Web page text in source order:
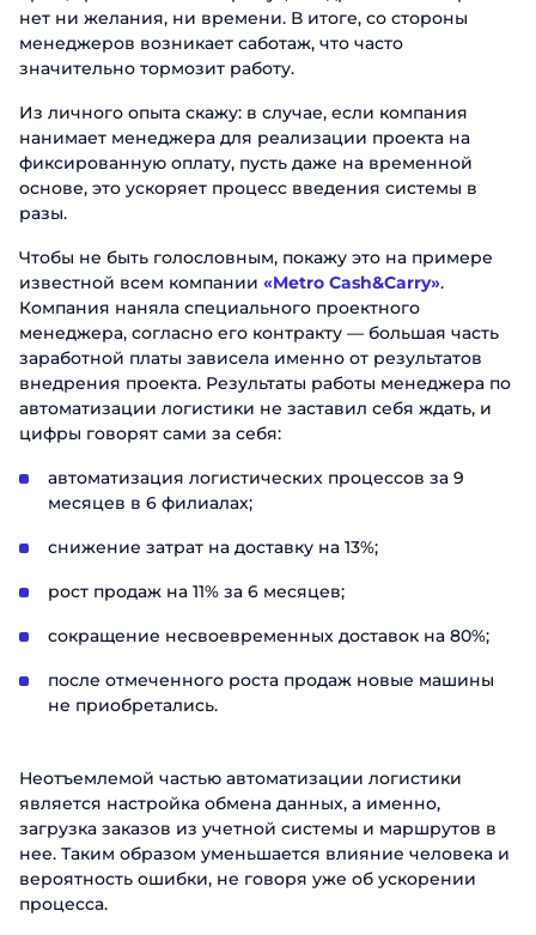
нет ни желания, ни времени. В итоге, со стороны
менеджеров возникает саботаж, что часто
значительно тормозит работу.
Из личного опыта скажу: в случае, если компания
нанимает менеджера для реализации проекта на
фиксированную оплату, пусть даже на временной
основе, это ускоряет процесс введения системы в
разы.
Чтобы не быть голословным, покажу это на примере
известной всем компании «Metro Cash&Carry».
Компания наняла специального проектного
менеджера, согласно его контракту — большая часть
заработной платы зависела именно от результатов
внедрения проекта. Результаты работы менеджера по
автоматизации логистики не заставил себя ждать, и
цифры говорят сами за себя:
автоматизация логистических процессов за 9
месяцев в 6 филиалах;
снижение затрат на доставку на 13%;
рост продаж на 11% за 6 месяцев;
сокращение несвоевременных доставок на 80%;
после отмеченного роста продаж новые машины
не приобретались.
Неотъемлемой частью автоматизации логистики
является настройка обмена данных, а именно,
загрузка заказов из учетной системы и маршрутов в
нее. Таким образом уменьшается влияние человека и
вероятность ошибки, не говоря уже об ускорении
процесса.